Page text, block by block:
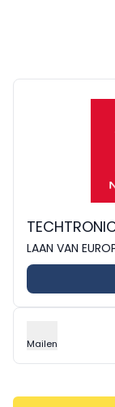
LAAN VAN
Mailen